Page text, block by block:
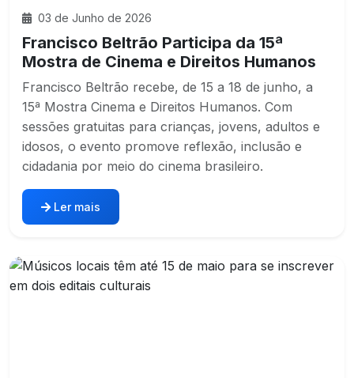
03 de Junho de 2026
Francisco Beltrão Participa da 15ª
Mostra de Cinema e Direitos Humanos
Francisco Beltrão recebe, de 15 a 18 de junho, a
15ª Mostra Cinema e Direitos Humanos. Com
sessões gratuitas para crianças, jovens, adultos e
idosos, o evento promove reflexão, inclusão e
cidadania por meio do cinema brasileiro.
Ler mais